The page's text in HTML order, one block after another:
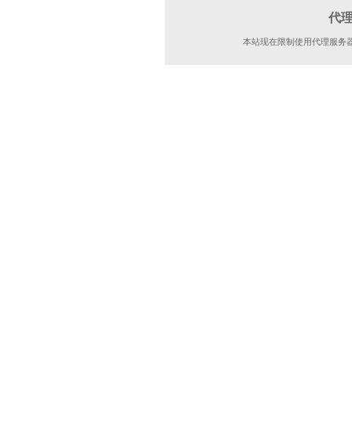
代
本站现在限制使用代理服务